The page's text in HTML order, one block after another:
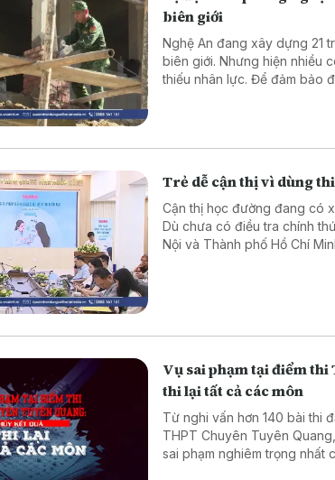
biên giới
Nghệ An đang xây dựng 21
biên giới. Nhưng hiện nhiều
thiếu nhân lực. Để đảm bảo
Trẻ dễ cận thị vì dùng
Cận thị học đường đang có
Dù chưa có điều tra chính
Nội và Thành phố Hồ Chí
Vụ sai phạm tại điểm thi
thi lại tất cả các môn
Từ nghi vấn hơn 140 bài thi
THPT Chuyên Tuyên
sai phạm nghiêm trọng nhất